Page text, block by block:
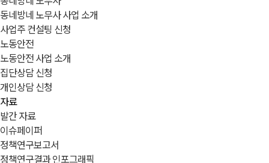
동네방네 노무사 사업 소개
사업주 컨설팅 신청
노동안전
노동안전 사업 소개
집단상담 신청
개인상담 신청
자료
발간 자료
이슈페이퍼
정책연구보고서
정책연구결과 인포그래픽